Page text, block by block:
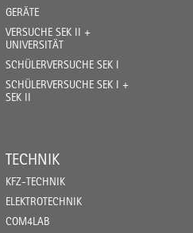
GERÄTE
VERSUCHE SEK II +
UNIVERSITÄT
SCHÜLERVERSUCHE SEK I
SCHÜLERVERSUCHE SEK I +
SEK II
TECHNIK
KFZ-TECHNIK
ELEKTROTECHNIK
COM4LAB